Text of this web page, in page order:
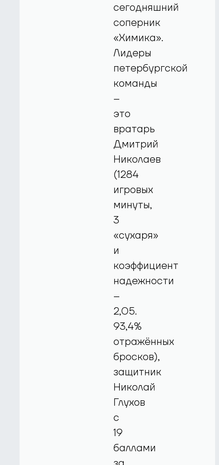
сегодняшний
соперник
«Химика».
Лидеры
петербургской
команды
–
это
вратарь
Дмитрий
Николаев
(1284
игровых
минуты,
3
«сухаря»
и
коэффициент
надежности
–
2,05.
93,4%
отражённых
бросков),
защитник
Николай
Глухов
с
19
баллами